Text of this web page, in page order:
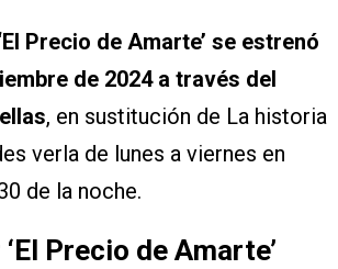
Precio de Amarte’ se estrenó
de 2024 a través del
, en sustitución de La historia
verla de lunes a viernes en
de la noche.
Precio de Amarte’